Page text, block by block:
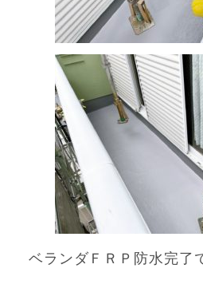
ベランダ ＦＲＰ防水完了